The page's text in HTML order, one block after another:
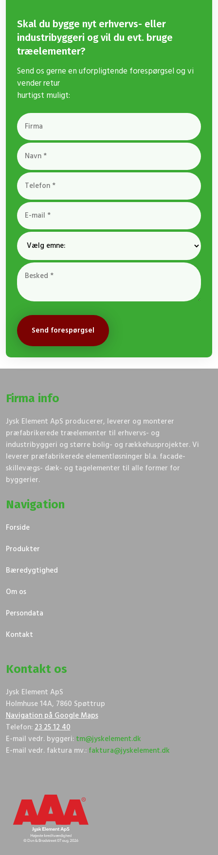
Skal du bygge nyt erhvervs- eller
industribyggeri og vil du evt. bruge
træelementer?
​Send os gerne en uforpligtende forespørgsel og vi
vender retur
​hurtigst muligt:
Firma info
​Jysk Element ApS producerer, leverer og monterer
præfabrikerede træelementer til erhvervs- og
industribyggeri og større bolig- og rækkehusprojekter.​ Vi
leverer præfabrikerede elementløsninger bl.a. facade-
skillevægs- dæk- og tagelementer til alle former for
byggerier.
Navigation
Forside
Produkter
Bæredygtighed
Om os
Persondata
Kontakt
Kontakt os
​Jysk El​eme​nt ApS
Holmhuse 14A, 7860 Spøttrup
Navigation på Google Maps
Telefon:23 25 12 40
E-mail vedr. byggeri: tm@jyskelement.dk​​
E-mail vedr. faktura mv.: faktura@jyskelement.dk